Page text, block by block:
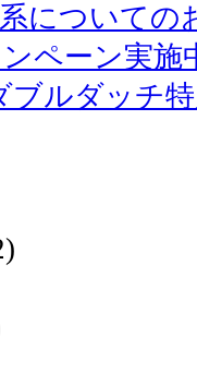
についての
ペーン実施
ブルダッチ